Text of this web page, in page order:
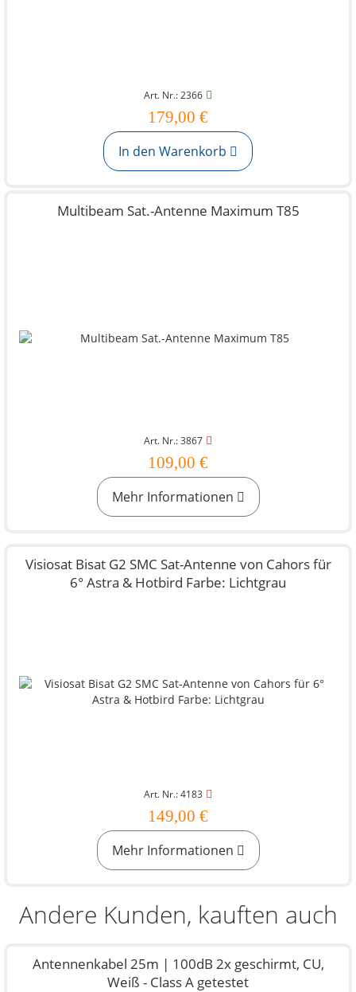
Art. Nr.: 2366
179,00 €
In den Warenkorb
Multibeam Sat.-Antenne Maximum T85
Art. Nr.: 3867
109,00 €
Mehr Informationen
Visiosat Bisat G2 SMC Sat-Antenne von Cahors für
6° Astra & Hotbird Farbe: Lichtgrau
Art. Nr.: 4183
149,00 €
Mehr Informationen
Andere Kunden, kauften auch
Antennenkabel 25m | 100dB 2x geschirmt, CU,
Weiß - Class A getestet